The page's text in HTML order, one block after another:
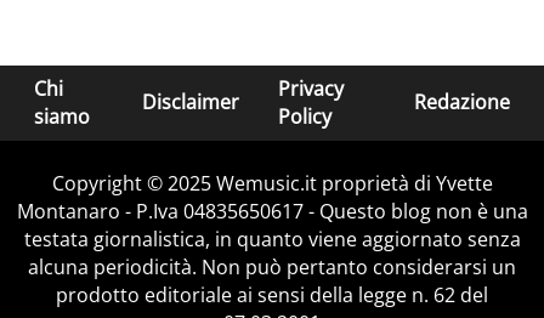
Chi
siamo
Disclaimer
Privacy
Policy
Redazione
Copyright © 2025 Wemusic.it proprietà di Yvette
Montanaro - P.Iva 04835650617 - Questo blog non è una
testata giornalistica, in quanto viene aggiornato senza
alcuna periodicità. Non può pertanto considerarsi un
prodotto editoriale ai sensi della legge n. 62 del